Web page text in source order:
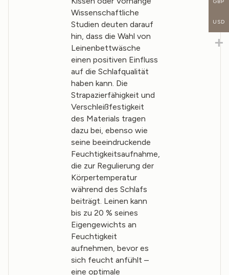
Wissenschaftliche
Studien deuten darauf
hin, dass die Wahl von
Leinenbettwäsche
einen positiven Einfluss
auf die Schlafqualität
haben kann. Die
Strapazierfähigkeit und
Verschleißfestigkeit
des Materials tragen
dazu bei, ebenso wie
seine beeindruckende
Feuchtigkeitsaufnahme,
die zur Regulierung der
Körpertemperatur
während des Schlafs
beiträgt. Leinen kann
bis zu 20 % seines
Eigengewichts an
Feuchtigkeit
aufnehmen, bevor es
sich feucht anfühlt –
eine optimale
USD